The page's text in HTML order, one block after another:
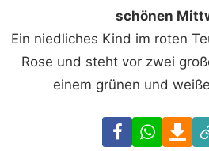
schönen
Ein niedliches Kind im roten
Rose und steht vor zwei
einem grünen und
Facebook